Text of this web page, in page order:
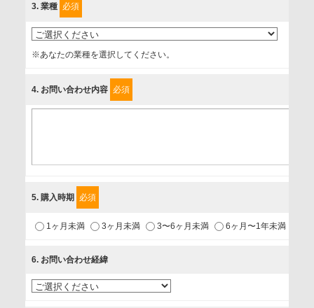
上げます。
事業者名
個人情報保護責任者
1.当社が取り扱う商品・サービスに関するご案内
2.当社が開催（主催・共催・協賛）するセミナーなど、各種イ
3.お客様の業務内容、及び興味、関心に応じた情報の提供
4.お客様満足度調査等のアンケートの依頼
3. 業種 必須
※あなたの業種を選択してください。
4. お問い合わせ内容 必須
5. 購入時期 必須
1ヶ月未満 3ヶ月未満 3〜6ヶ月未満 6ヶ月〜1年未満
6. お問い合わせ経緯